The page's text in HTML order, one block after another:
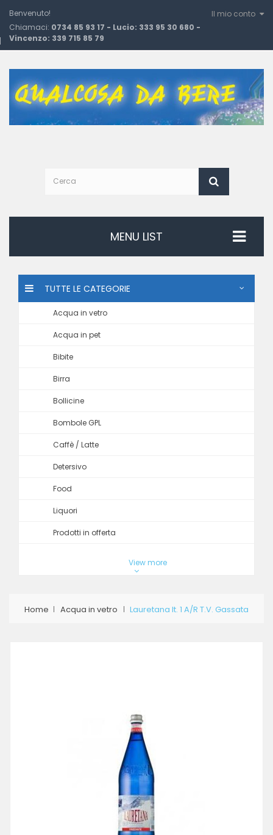
Il mio conto
Benvenuto!
Chiamaci: 0734 85 93 17 - Lucio: 333 95 30 680 -
Vincenzo: 339 715 85 79
MENU LIST
TUTTE LE CATEGORIE
Acqua in vetro
Acqua in pet
Bibite
Birra
Bollicine
Bombole GPL
Caffè / Latte
Detersivo
Food
Liquori
Prodotti in offerta
View more
Home Acqua in vetro Lauretana lt. 1 A/R T.V. Gassata